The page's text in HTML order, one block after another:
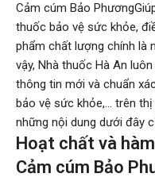
Cảm cúm Bảo
thuốc bảo vệ sức khỏe,
phẩm chất lượng chính là
vậy, Nhà thuốc Hà An
thông tin mới và chuẩn
bảo vệ sức khỏe,... trên
những nội dung dưới đây
Hoạt chất và
Cảm cúm Bảo